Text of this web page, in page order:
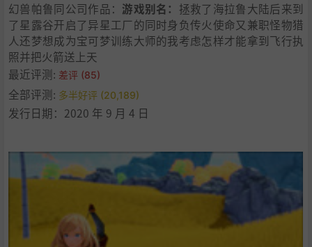
10.多人运动
11.系统需求
12. 支持作者
13 . 游戏别名
14.中文设置
15.Repack备注
16. 学习
幻兽帕鲁同公司作品： 游戏别名： 拯救了海拉鲁大陆后来到
了星露谷开启了异星工厂的同时身负传火使命又兼职怪物猎
人还梦想成为宝可梦训练大师的我考虑怎样才能拿到飞行执
照并把火箭送上天
最近评测: 差评 (85)
全部评测: 多半好评 (20,189)
发行日期：2020 年 9 月 4 日